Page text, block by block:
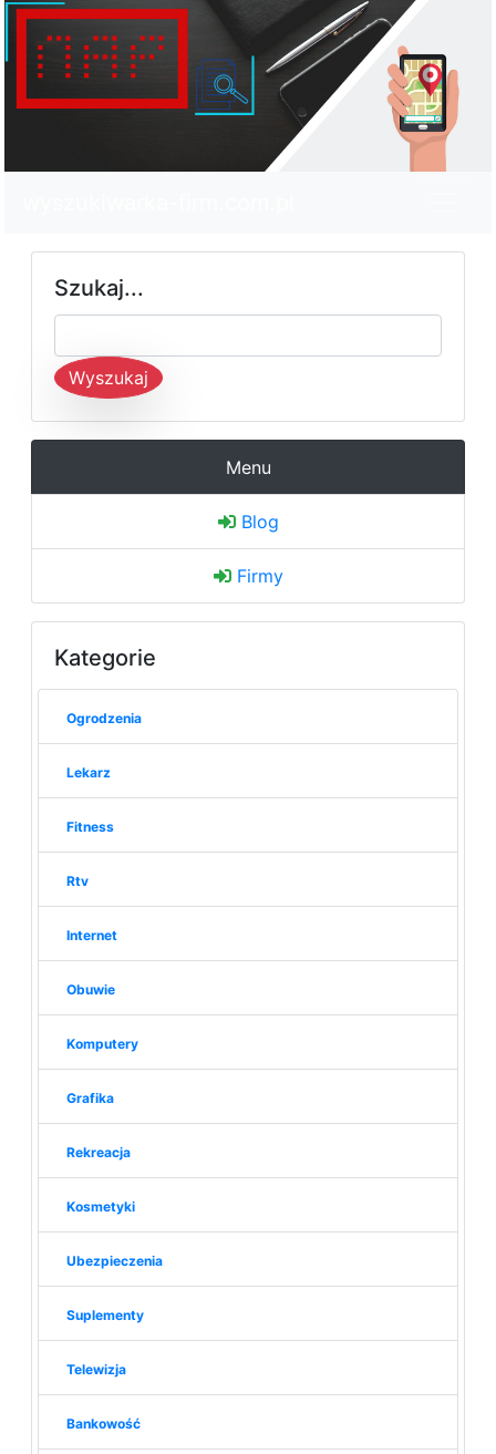
Szukaj...
Wyszukaj
Menu
Blog
Firmy
Kategorie
Ogrodzenia
Lekarz
Fitness
Rtv
Internet
Obuwie
Komputery
Grafika
Rekreacja
Kosmetyki
Ubezpieczenia
Suplementy
Telewizja
Bankowość